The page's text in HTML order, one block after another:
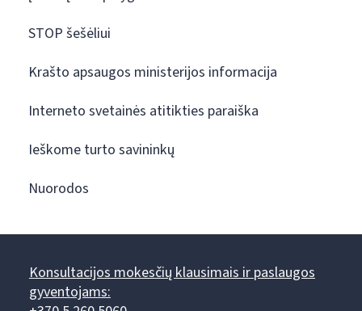
STOP šešėliui
Krašto apsaugos ministerijos informacija
Interneto svetainės atitikties paraiška
Ieškome turto savininkų
Nuorodos
Konsultacijos mokesčių klausimais ir paslaugos
gyventojams: